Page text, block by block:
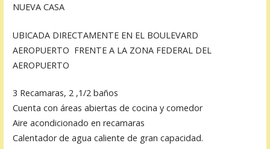
NUEVA CASA
UBICADA DIRECTAMENTE EN EL BOULEVARD
AEROPUERTO FRENTE A LA ZONA FEDERAL DEL
AEROPUERTO
3 Recamaras, 2 ,1/2 baños
Cuenta con áreas abiertas de cocina y comedor
Aire acondicionado en recamaras
Calentador de agua caliente de gran capacidad.